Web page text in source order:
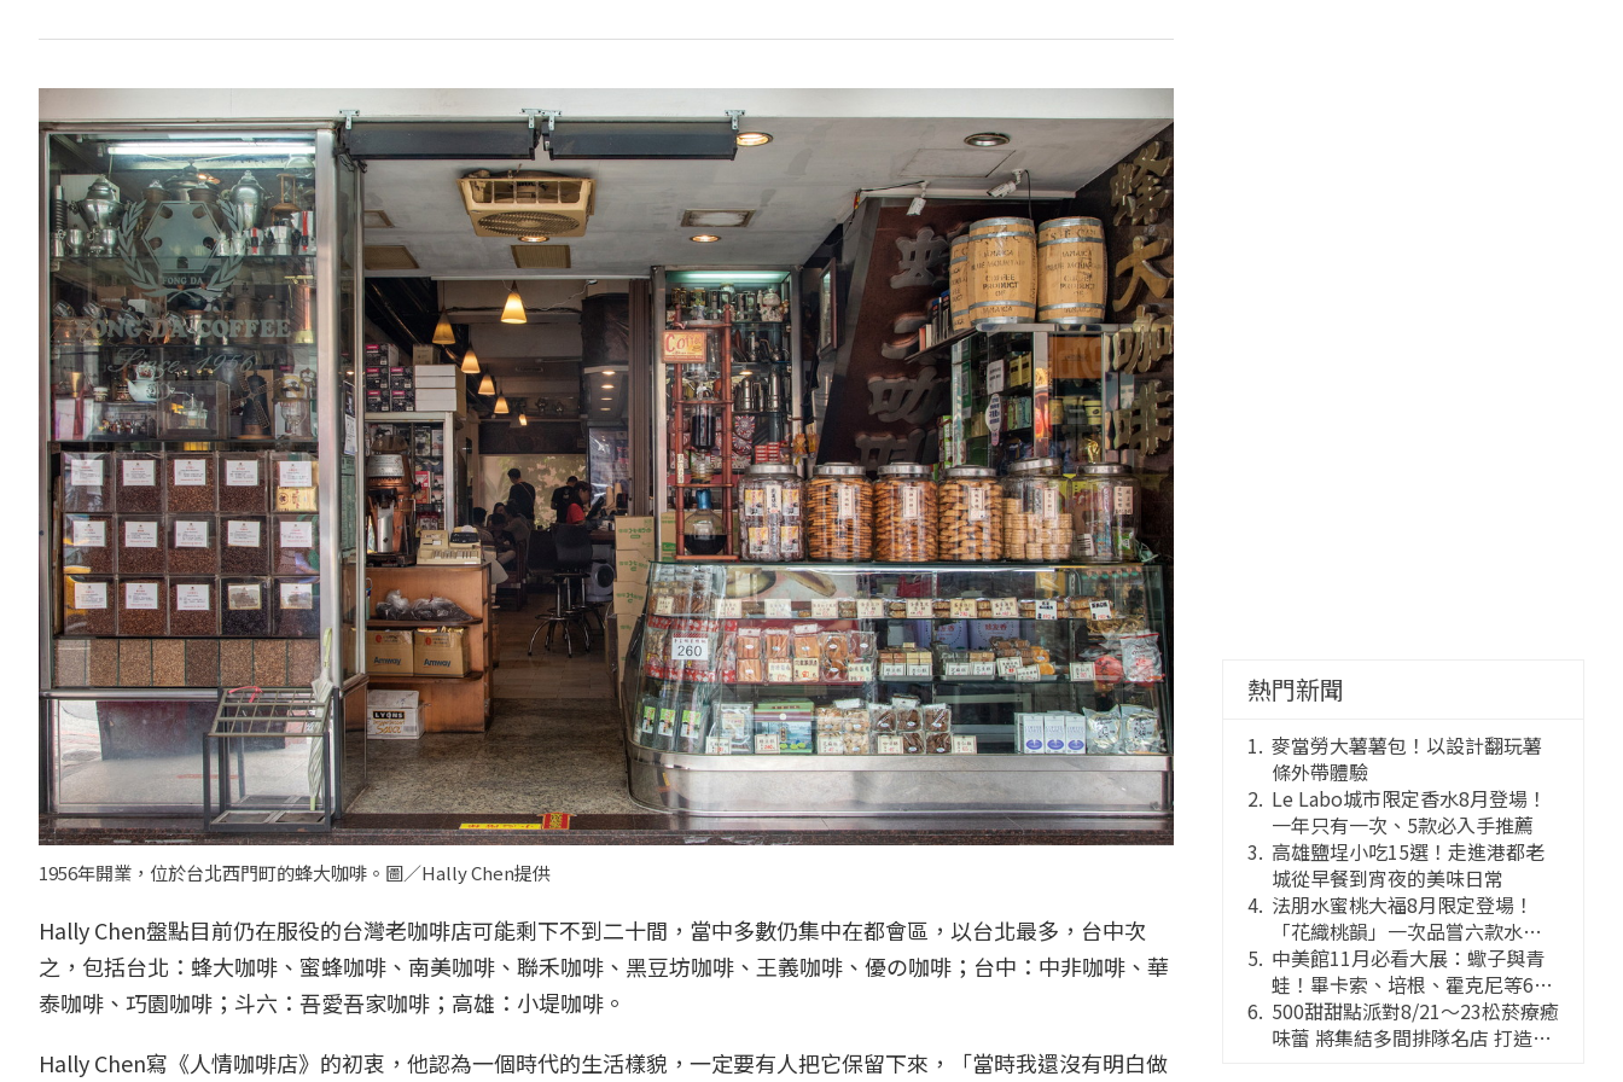
1956年開業，位於台北西門町的蜂大咖啡。圖／Hally Chen提供
Hally Chen盤點目前仍在服役的台灣老咖啡店可能剩下不到二十間，當中多數仍集中在都會區，以台北最多，台中次
之，包括台北：蜂大咖啡、蜜蜂咖啡、南美咖啡、聯禾咖啡、黑豆坊咖啡、王義咖啡、優の咖啡；台中：中非咖啡、華
泰咖啡、巧園咖啡；斗六：吾愛吾家咖啡；高雄：小堤咖啡。
Hally Chen寫《人情咖啡店》的初衷，他認為一個時代的生活樣貌，一定要有人把它保留下來，「當時我還沒有明白做
熱門新聞
麥當勞大薯薯包！以設計翻玩薯
條外帶體驗
Le Labo城市限定香水8月登場！
一年只有一次、5款必入手推薦
高雄鹽埕小吃15選！走進港都老
城從早餐到宵夜的美味日常
法朋水蜜桃大福8月限定登場！
「花織桃韻」一次品嘗六款水蜜
桃花果大福
中美館11月必看大展：蠍子與青
蛙！畢卡索、培根、霍克尼等66
件國巨典藏亮相
500甜甜點派對8/21～23松菸療癒
味蕾 將集結多間排隊名店 打造靈